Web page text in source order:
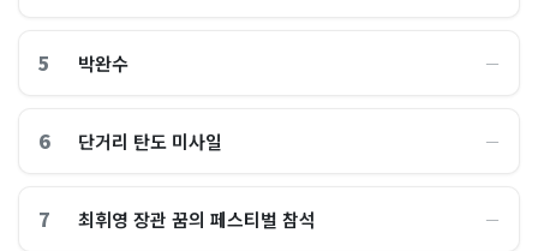
5 박완수 ―
6 단거리 탄도 미사일 ―
7 최휘영 장관 꿈의 페스티벌 참석 ―